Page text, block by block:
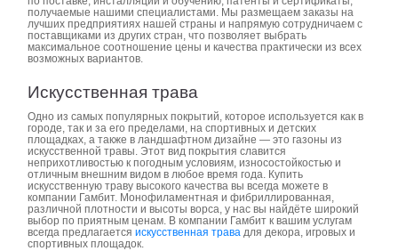
получаемые нашими специалистами. Мы размещаем заказы на
лучших предприятиях нашей страны и напрямую сотрудничаем с
поставщиками из других стран, что позволяет выбрать
максимальное соотношение цены и качества практически из всех
возможных вариантов.
Искусственная трава
Одно из самых популярных покрытий, которое используется как в
городе, так и за его пределами, на спортивных и детских
площадках, а также в ландшафтном дизайне — это газоны из
искусственной травы. Этот вид покрытия славится
неприхотливостью к погодным условиям, износостойкостью и
отличным внешним видом в любое время года. Купить
искусственную траву высокого качества вы всегда можете в
компании Гамбит. Монофиламентная и фибриллированная,
различной плотности и высоты ворса, у нас вы найдёте широкий
выбор по приятным ценам. В компании Гамбит к вашим услугам
всегда предлагается искусственная трава для декора, игровых и
спортивных площадок.